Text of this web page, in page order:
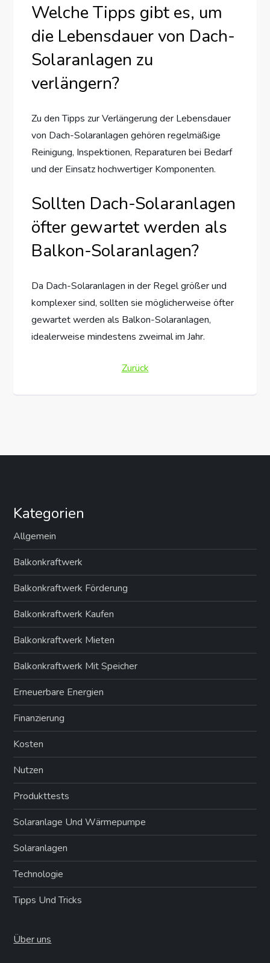
Welche Tipps gibt es, um
die Lebensdauer von Dach-
Solaranlagen zu
verlängern?
Zu den Tipps zur Verlängerung der Lebensdauer
von Dach-Solaranlagen gehören regelmäßige
Reinigung, Inspektionen, Reparaturen bei Bedarf
und der Einsatz hochwertiger Komponenten.
Sollten Dach-Solaranlagen
öfter gewartet werden als
Balkon-Solaranlagen?
Da Dach-Solaranlagen in der Regel größer und
komplexer sind, sollten sie möglicherweise öfter
gewartet werden als Balkon-Solaranlagen,
idealerweise mindestens zweimal im Jahr.
Zurück
Kategorien
Allgemein
Balkonkraftwerk
Balkonkraftwerk Förderung
Balkonkraftwerk Kaufen
Balkonkraftwerk Mieten
Balkonkraftwerk Mit Speicher
Erneuerbare Energien
Finanzierung
Kosten
Nutzen
Produkttests
Solaranlage Und Wärmepumpe
Solaranlagen
Technologie
Tipps Und Tricks
Über uns